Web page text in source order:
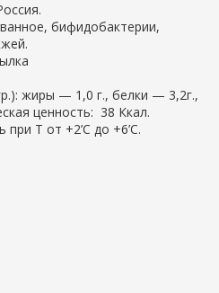
бифидобактерии,
жиры — 1,0 г., белки — 3,2г.,
ценность: 38 Ккал.
при Т от +2’С до +6’C.